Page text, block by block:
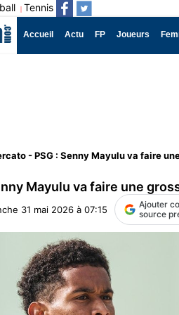
| Tennis
Accueil Actu FP Joueurs
- PSG : Senny Mayulu va faire
Mayulu va faire une
31 mai 2026 à 07:15
Ajouter
source